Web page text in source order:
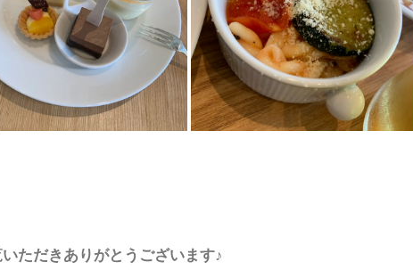
ただきありがとうございます♪